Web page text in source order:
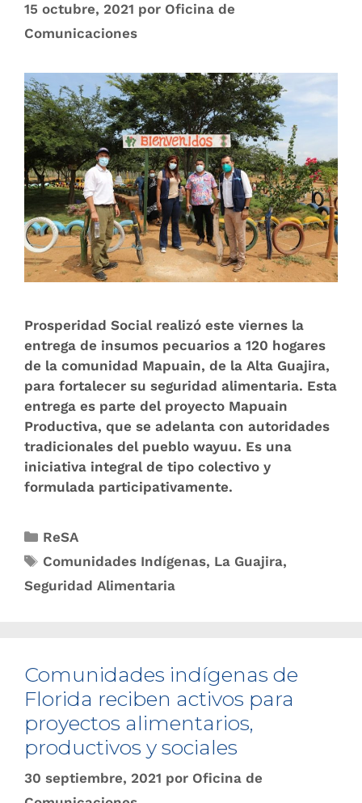
15 octubre, 2021 por Oficina de
Comunicaciones
Prosperidad Social realizó este viernes la
entrega de insumos pecuarios a 120 hogares
de la comunidad Mapuain, de la Alta Guajira,
para fortalecer su seguridad alimentaria. Esta
entrega es parte del proyecto Mapuain
Productiva, que se adelanta con autoridades
tradicionales del pueblo wayuu. Es una
iniciativa integral de tipo colectivo y
formulada participativamente.
ReSA
Comunidades Indígenas, La Guajira,
Seguridad Alimentaria
Comunidades indígenas de
Florida reciben activos para
proyectos alimentarios,
productivos y sociales
30 septiembre, 2021 por Oficina de